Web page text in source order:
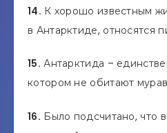
14. К хорошо известным
в Антарктиде, относятся
15. Антарктида –
котором не обитают
16. Было подсчитано, что